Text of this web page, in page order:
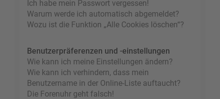
Ich habe mein Passwort vergessen!
Warum werde ich automatisch abgemeldet?
Wozu ist die Funktion „Alle Cookies löschen“?
Benutzerpräferenzen und -einstellungen
Wie kann ich meine Einstellungen ändern?
Wie kann ich verhindern, dass mein
Benutzername in der Online-Liste auftaucht?
Die Forenuhr geht falsch!